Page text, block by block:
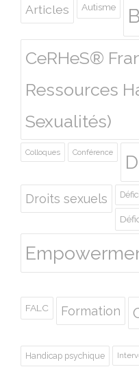
Articles Autisme
CeRHeS®
Ressources
Sexualités)
Colloques Conférence
Droits sexuels
FALC Formation
Handicap psychique